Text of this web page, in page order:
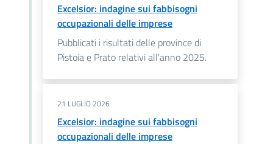
Excelsior: indagine sui fabbisogni
occupazionali delle imprese
Pubblicati i risultati delle province di
Pistoia e Prato relativi all'anno 2025.
21 LUGLIO 2026
Excelsior: indagine sui fabbisogni
occupazionali delle imprese